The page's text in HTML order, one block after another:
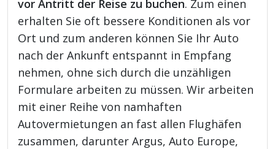
vor Antritt der Reise zu buchen. Zum einen
erhalten Sie oft bessere Konditionen als vor
Ort und zum anderen können Sie Ihr Auto
nach der Ankunft entspannt in Empfang
nehmen, ohne sich durch die unzähligen
Formulare arbeiten zu müssen. Wir arbeiten
mit einer Reihe von namhaften
Autovermietungen an fast allen Flughäfen
zusammen, darunter Argus, Auto Europe,